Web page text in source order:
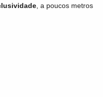
, a poucos metros